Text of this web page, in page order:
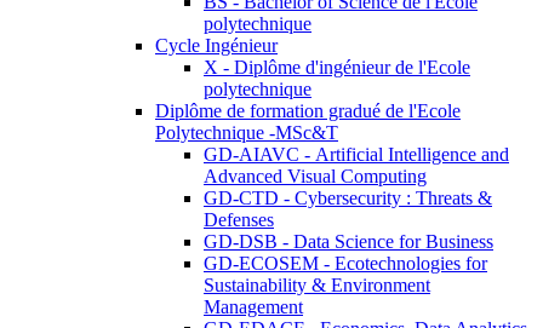
polytechnique
Cycle Ingénieur
X - Diplôme d'ingénieur de l'Ecole
polytechnique
Diplôme de formation gradué de l'Ecole
Polytechnique -MSc&T
GD-AIAVC - Artificial Intelligence and
Advanced Visual Computing
GD-CTD - Cybersecurity : Threats &
Defenses
GD-DSB - Data Science for Business
GD-ECOSEM - Ecotechnologies for
Sustainability & Environment
Management